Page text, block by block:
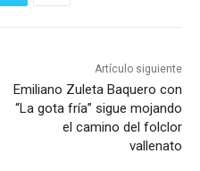
Artículo siguiente
Emiliano Zuleta Baquero con
“La gota fría” sigue mojando
el camino del folclor
vallenato